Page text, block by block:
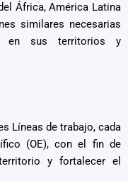
África, América Latina
similares necesarias
en sus territorios y
Líneas de trabajo, cada
(OE), con el fin de
y fortalecer el